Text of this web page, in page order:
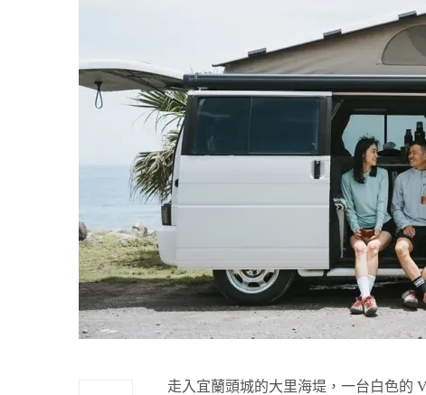
走入宜蘭頭城的大里海堤，一台白色的